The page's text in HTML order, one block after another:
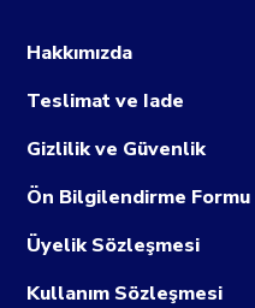
Hakkımızda
Teslimat ve Iade
Gizlilik ve Güvenlik
Ön Bilgilendirme Formu
Üyelik Sözleşmesi
Kullanım Sözleşmesi